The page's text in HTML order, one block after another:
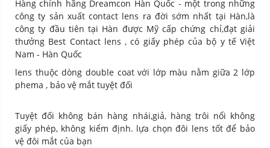
Hàng chính hãng Dreamcon Hàn Quốc - một trong những
công ty sản xuất contact lens ra đời sớm nhất tại Hàn,là
công ty đầu tiên tại Hàn được Mỹ cấp chứng chỉ,đạt giải
thưởng Best Contact lens , có giấy phép của bộ y tế Việt
Nam - Hàn Quốc
lens thuộc dòng double coat với lớp màu nằm giữa 2 lớp
phema , bảo vệ mắt tuyệt đối
Tuyệt đối không bán hàng nhái,giả, hàng trôi nổi không
giấy phép, không kiểm định. lựa chọn đôi lens tốt để bảo
vệ đôi mắt của bạn